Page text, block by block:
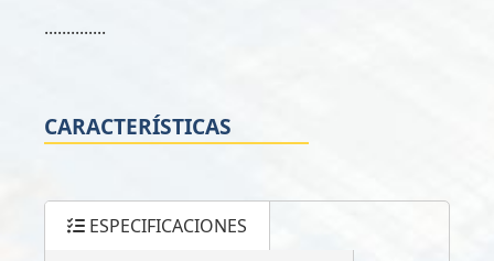
..............
CARACTERÍSTICAS
ESPECIFICACIONES